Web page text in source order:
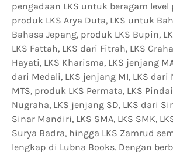
pengadaan LKS untuk beragam
produk LKS Arya Duta, LKS untuk
Bahasa Jepang, produk LKS Bupin,
LKS Fattah, LKS dari Fitrah, LKS
Hayati, LKS Kharisma, LKS jenjang
dari Medali, LKS jenjang MI, LKS dari
MTS, produk LKS Permata, LKS
Nugraha, LKS jenjang SD, LKS dari
Sinar Mandiri, LKS SMA, LKS SMK,
Surya Badra, hingga LKS Zamrud
lengkap di Lubna Books. Dengan